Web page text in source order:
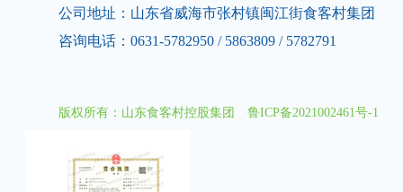
公司地址：山东省威海市张村镇闽江街食客村集团
咨询电话：0631-5782950 / 5863809 / 5782791
版权所有：山东食客村控股集团 鲁ICP备2021002461号-1